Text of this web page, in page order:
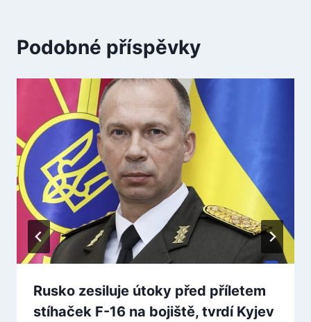
Podobné příspěvky
Rusko zesiluje útoky před příletem
stíhaček F-16 na bojiště, tvrdí Kyjev